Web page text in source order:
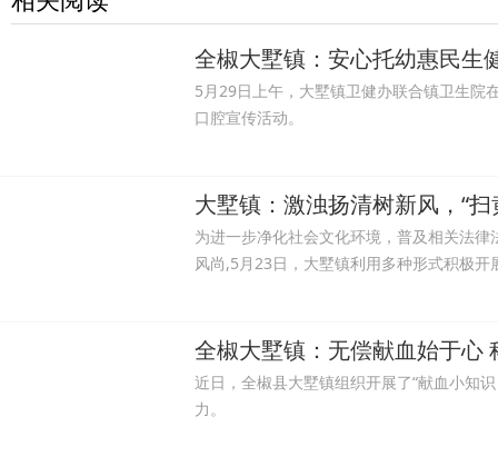
全椒大墅镇：安心托幼惠民生
5月29日上午，大墅镇卫健办联合镇卫生院
口腔宣传活动。
大墅镇：激浊扬清树新风，“
为进一步净化社会文化环境，普及相关法
风尚,5月23日，大墅镇利用多种形式积极开
全椒大墅镇：无偿献血始于心
近日，全椒县大墅镇组织开展了“献血小知
力。